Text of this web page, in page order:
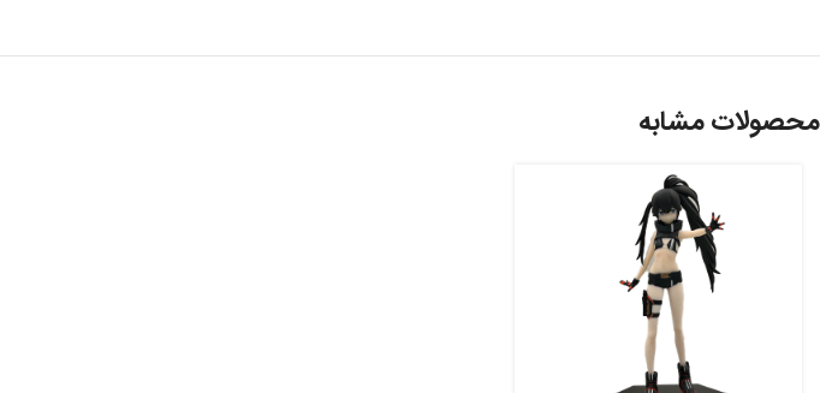
محصولات مشابه